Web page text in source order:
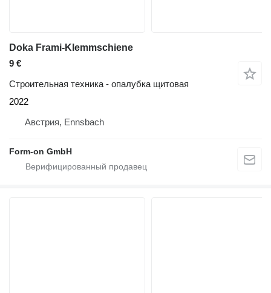
Doka Frami-Klemmschiene
9 €
Строительная техника - опалубка щитовая
2022
Австрия, Ennsbach
Form-on GmbH